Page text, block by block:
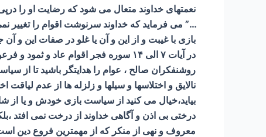
نعمتهای خداوند متعال می شود که رضایت او را
…” می فرماید که خداوند سرنوشت اقوام را تغییر
بازی با غیبت و از این و آن یا غلو در صفات این و
در آیات ۷ الی ۱۴ سوره فجر اقوام
روشنفکران صالح ، عوام را هدایتگر باشید تا از
نالایق و اختلاسها و سیلها و زلزله ها از عدم
بیاید،خیال می کنید از سیاست بازی خودش و یا
درختی بی اذن و آگاهی خداوند از درخت نمی افتد
معروف و نهی از منکر که از مهمترین فروع دین